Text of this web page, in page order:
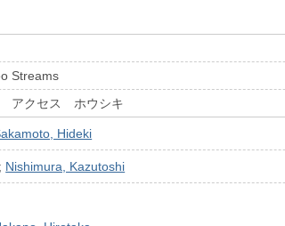
Streams
クセス ホウシキ
Hideki
; Nishimura, Kazutoshi